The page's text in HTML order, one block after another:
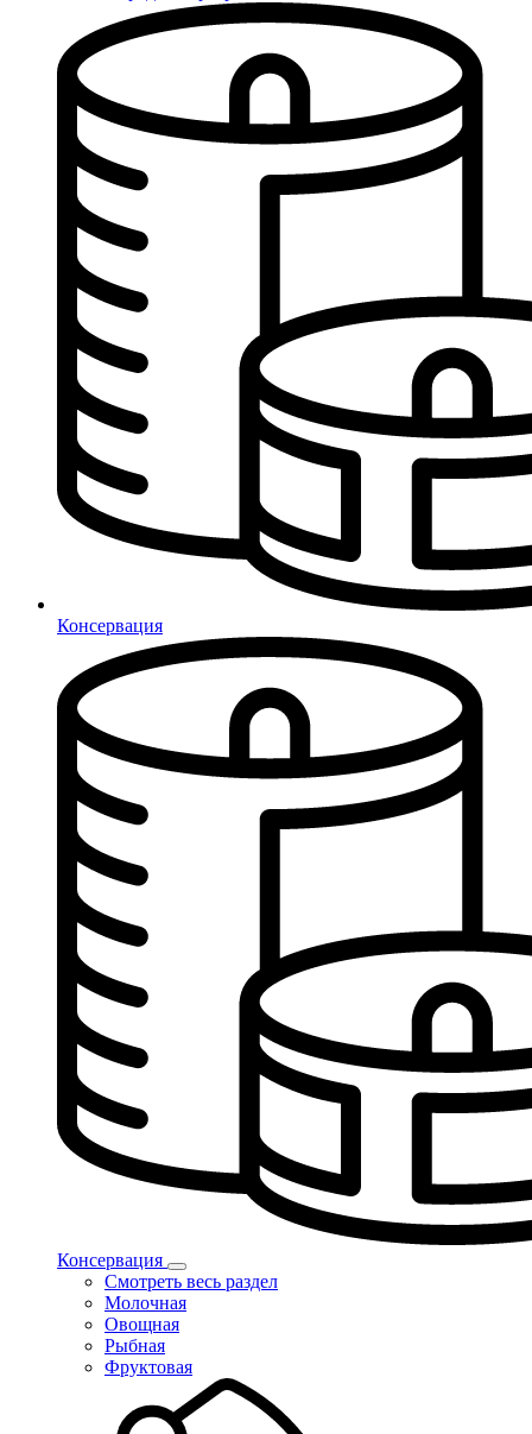
Консервация
Консервация
Смотреть весь раздел
Молочная
Овощная
Рыбная
Фруктовая